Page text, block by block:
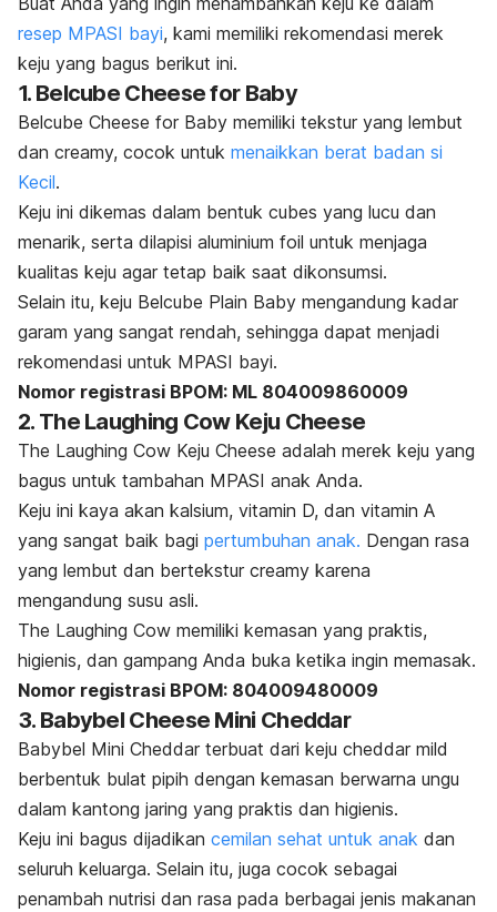
resep MPASI bayi, kami memiliki rekomendasi merek
keju yang bagus berikut ini.
1. Belcube Cheese for Baby
Belcube Cheese for Baby memiliki tekstur yang lembut
dan creamy, cocok untuk menaikkan berat badan si
Kecil.
Keju ini dikemas dalam bentuk cubes yang lucu dan
menarik, serta dilapisi aluminium foil untuk menjaga
kualitas keju agar tetap baik saat dikonsumsi.
Selain itu, keju Belcube Plain Baby mengandung kadar
garam yang sangat rendah, sehingga dapat menjadi
rekomendasi untuk MPASI bayi.
Nomor registrasi BPOM: ML 804009860009
2. The Laughing Cow Keju Cheese
The Laughing Cow Keju Cheese adalah merek keju yang
bagus untuk tambahan MPASI anak Anda.
Keju ini kaya akan kalsium, vitamin D, dan vitamin A
yang sangat baik bagi pertumbuhan anak. Dengan rasa
yang lembut dan bertekstur creamy karena
mengandung susu asli.
The Laughing Cow memiliki kemasan yang praktis,
higienis, dan gampang Anda buka ketika ingin memasak.
Nomor registrasi BPOM: 804009480009
3. Babybel Cheese Mini Cheddar
Babybel Mini Cheddar terbuat dari keju cheddar mild
berbentuk bulat pipih dengan kemasan berwarna ungu
dalam kantong jaring yang praktis dan higienis.
Keju ini bagus dijadikan cemilan sehat untuk anak dan
seluruh keluarga. Selain itu, juga cocok sebagai
penambah nutrisi dan rasa pada berbagai jenis makanan